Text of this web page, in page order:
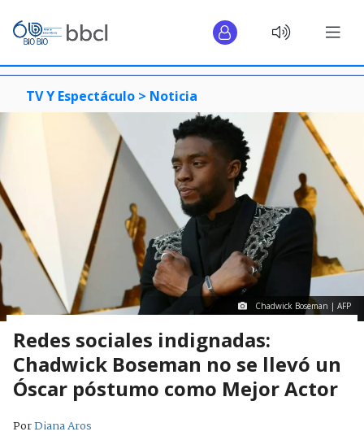
TV Y Espectáculo > Noticia
Chadwick Boseman | AFP
Redes sociales indignadas:
Chadwick Boseman no se llevó un
Óscar póstumo como Mejor Actor
PorDiana Aros